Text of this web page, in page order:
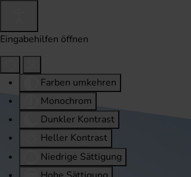
Eingabehilfen öffnen
Farben umkehren
Monochrom
Dunkler Kontrast
Heller Kontrast
Niedrige Sättigung